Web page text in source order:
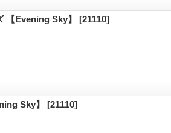
【Evening Sky】 [21110]
Sky】 [21110]